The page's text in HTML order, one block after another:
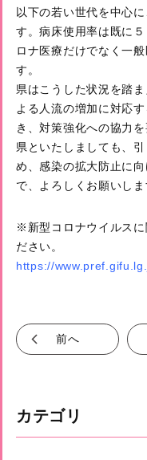
以下の若い世代を中心
す。病床使用率は既に
ロナ医療だけでなく一
す。
県はこうした状況を踏
よる人流の増加に対応
き、対策強化への協力
県といたしましても、
め、感染の拡大防止に
で、よろしくお願いしま
※新型コロナウイルスに
ださい。
https://
前へ
カテゴリ